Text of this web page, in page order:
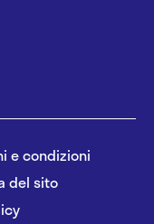
e condizioni
del sito